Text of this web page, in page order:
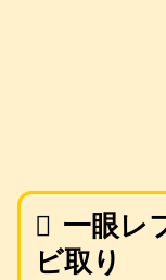
一眼レ
ビ取り